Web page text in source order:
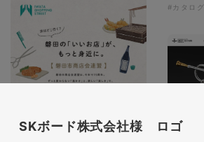
#カタログ
SKボード株式会社様 ロゴ